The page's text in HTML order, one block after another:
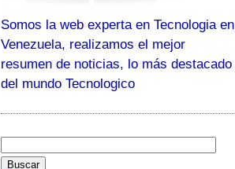
Somos la web experta en Tecnologia en
Venezuela, realizamos el mejor
resumen de noticias, lo más destacado
del mundo Tecnologico